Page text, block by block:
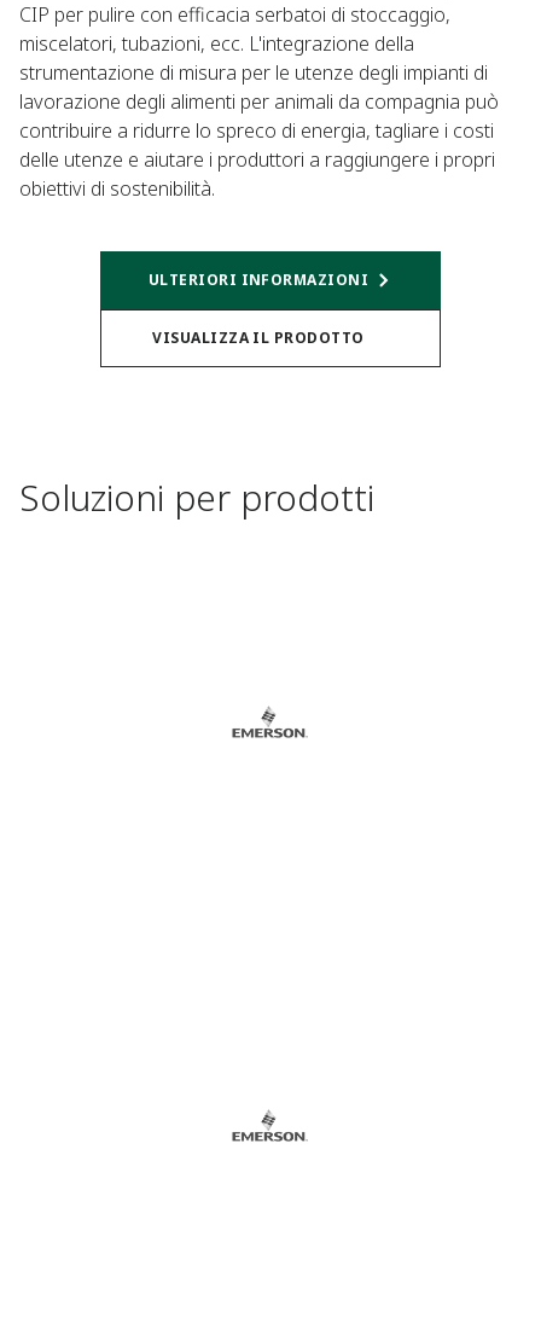
CIP per pulire con efficacia serbatoi di stoccaggio,
miscelatori, tubazioni, ecc. L'integrazione della
strumentazione di misura per le utenze degli impianti di
lavorazione degli alimenti per animali da compagnia può
contribuire a ridurre lo spreco di energia, tagliare i costi
delle utenze e aiutare i produttori a raggiungere i propri
obiettivi di sostenibilità.
ULTERIORI INFORMAZIONI
VISUALIZZA IL PRODOTTO
Soluzioni per prodotti